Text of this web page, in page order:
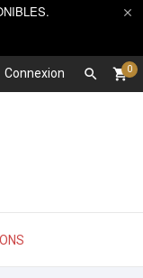

Connexion  shopping_cart0